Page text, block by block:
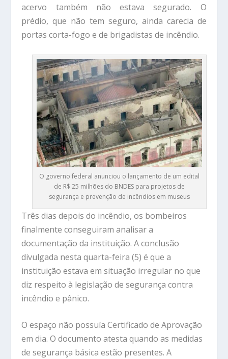
acervo também não estava segurado. O
prédio, que não tem seguro, ainda carecia de
portas corta-fogo e de brigadistas de incêndio.
O governo federal anunciou o lançamento de um edital
de R$ 25 milhões do BNDES para projetos de
segurança e prevenção de incêndios em museus
Três dias depois do incêndio, os bombeiros
finalmente conseguiram analisar a
documentação da instituição. A conclusão
divulgada nesta quarta-feira (5) é que a
instituição estava em situação irregular no que
diz respeito à legislação de segurança contra
incêndio e pânico.
O espaço não possuía Certificado de Aprovação
em dia. O documento atesta quando as medidas
de segurança básica estão presentes. A